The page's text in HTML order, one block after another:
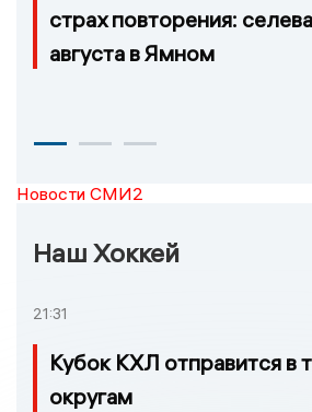
страх повторения:
августа в Ямном
Новости СМИ2
Наш Хоккей
21:31
Кубок КХЛ отправится в
округам